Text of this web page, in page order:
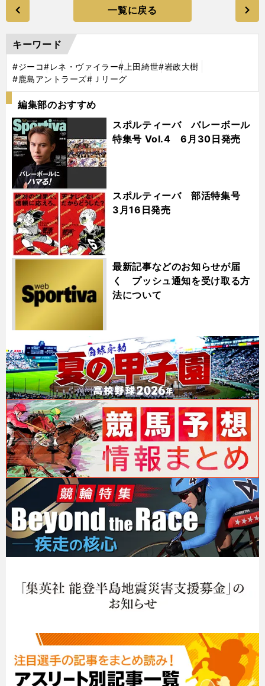
一覧に戻る
キーワード
#ジーコ#レネ・ヴァイラー#上田綺世#岩政大樹
#鹿島アントラーズ#Ｊリーグ
編集部のおすすめ
スポルティーバ バレーボール
特集号 Vol.4 6月30日発売
スポルティーバ 部活特集号
3月16日発売
最新記事などのお知らせが届
く プッシュ通知を受け取る方
法について